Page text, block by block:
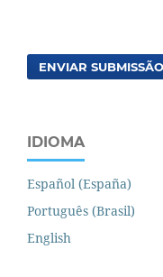
ENVIAR SUBMISSÃO
IDIOMA
Español (España)
Português (Brasil)
English